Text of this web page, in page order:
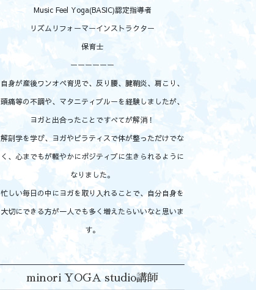
Music Feel Yoga(BASIC)認定指導者
リズムリフォーマーインストラクター
保育士
ーーーーーー
自身が産後ワンオペ育児で、反り腰、腱鞘炎、肩こり、
頭痛等の不調や、マタニティブルーを経験しましたが、
ヨガと出合ったことですべてが解消！
解剖学を学び、ヨガやピラティスで体が整っただけでな
く、心までもが軽やかにポジティブに生きられるように
なりました。
忙しい毎日の中にヨガを取り入れることで、自分自身を
大切にできる方が一人でも多く増えたらいいなと思いま
す。
minori YOGA studio講師